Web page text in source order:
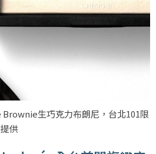
⽣巧克⼒布朗尼，台北101限
供